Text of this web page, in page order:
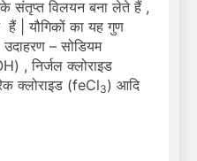
संतृप्त विलयन बना लेते हैं ,
हैं | यौगिकों का यह गुण
– सोडियम
, निर्जल क्लोराइड
क्लोराइड (feCl3) आदि